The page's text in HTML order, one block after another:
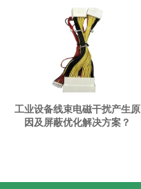
工业设备线束电磁干扰产生原
因及屏蔽优化解决方案？